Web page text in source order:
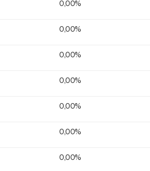
0,00%
0,00%
0,00%
0,00%
0,00%
0,00%
0,00%